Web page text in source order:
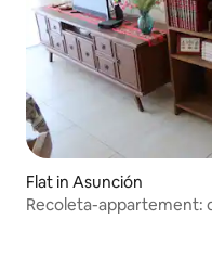
Flat in Asunción
Recoleta-appartement: